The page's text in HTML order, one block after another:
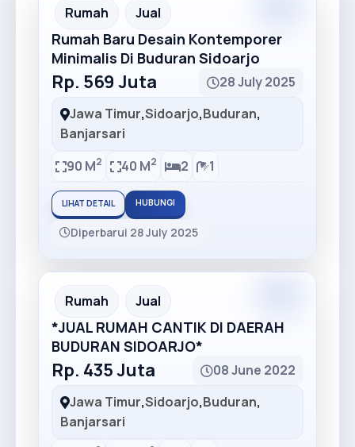
Recommended
Rumah Jual
Rumah Baru Desain Kontemporer
Minimalis Di Buduran Sidoarjo
Rp. 569 Juta
28 July 2025
Jawa Timur,Sidoarjo,Buduran,
Banjarsari
90 M2 40 M2 2 1
LIHAT DETAIL HUBUNGI
Diperbarui 28 July 2025
Rumah Jual
*JUAL RUMAH CANTIK DI DAERAH
BUDURAN SIDOARJO*
Rp. 435 Juta
08 June 2022
Jawa Timur,Sidoarjo,Buduran,
Banjarsari